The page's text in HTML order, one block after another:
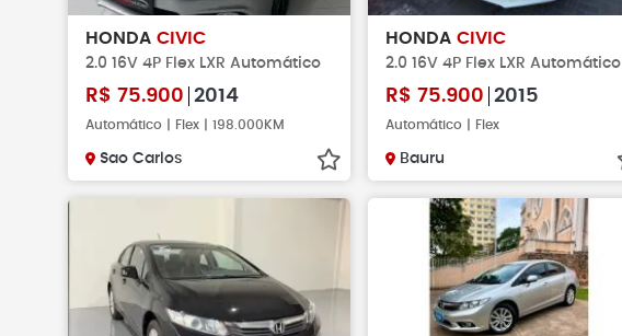
HONDA CIVIC
2.0 16V 4P Flex LXR Automático
R$ 75.900 2014
Automático | Flex | 198.000KM
Sao Carlos
HONDA CIVIC
2.0 16V 4P Flex LXR Automático
R$ 75.900 2015
Automático | Flex
Bauru